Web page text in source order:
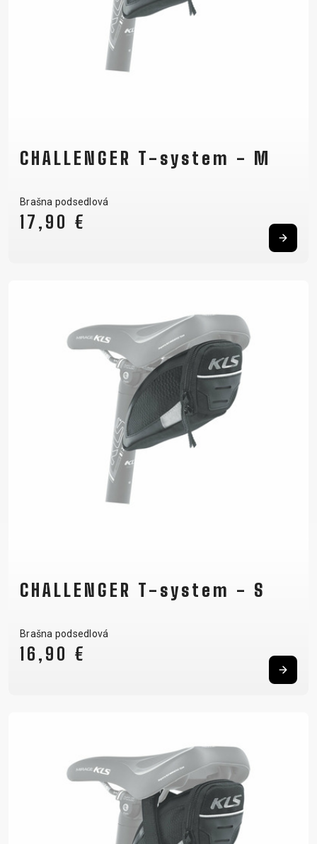
CHALLENGER T-system - M
Brašna podsedlová
17,90 €
CHALLENGER T-system - S
Brašna podsedlová
16,90 €